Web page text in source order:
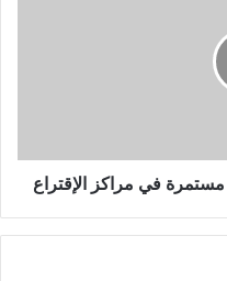
في مراكز الإقتراع